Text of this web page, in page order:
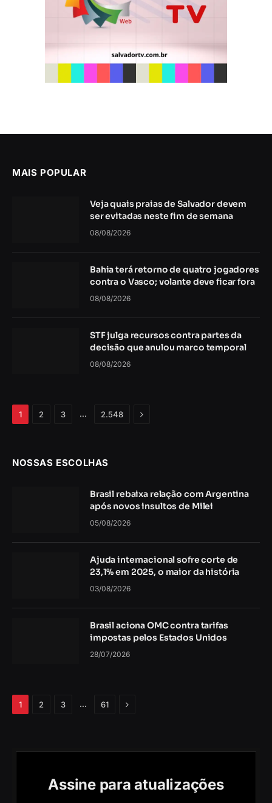
MAIS POPULAR
Veja quais praias de Salvador devem
ser evitadas neste fim de semana
08/08/2026
Bahia terá retorno de quatro jogadores
contra o Vasco; volante deve ficar fora
08/08/2026
STF julga recursos contra partes da
decisão que anulou marco temporal
08/08/2026
1 2 3 … 2.548 Próximo
NOSSAS ESCOLHAS
Brasil rebaixa relação com Argentina
após novos insultos de Milei
05/08/2026
Ajuda internacional sofre corte de
23,1% em 2025, o maior da história
03/08/2026
Brasil aciona OMC contra tarifas
impostas pelos Estados Unidos
28/07/2026
1 2 3 … 61 Próximo
Assine para atualizações